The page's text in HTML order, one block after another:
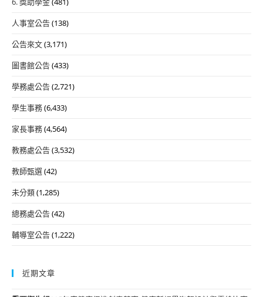
人事室公告(138)
公告來文(3,171)
圖書館公告(433)
學務處公告(2,721)
學生事務(6,433)
家長事務(4,564)
教務處公告(3,532)
教師甄選(42)
未分類(1,285)
總務處公告(42)
輔導室公告(1,222)
近期文章